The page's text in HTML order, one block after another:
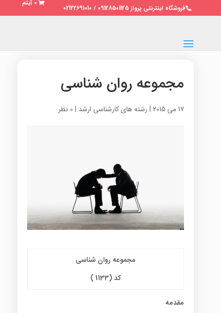
فروشگاه اینترنتی پرواز 09128501125 / 02122691010
0 آیتم
مجموعه روان شناسی
17 می 2015 | رشته های کارشناسی ارشد | 0 نظر
مجموعه روان شناسی
کد (1133
)
مقدمه